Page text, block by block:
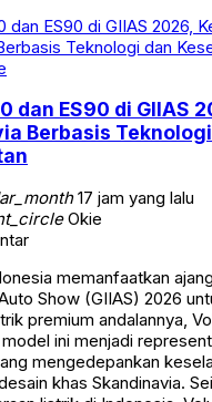
dan ES90 di GIIAS
Berbasis
17 jam yang lalu
Okie
memanfaatkan
Show (GIIAS) 2026
premium andalannya,
model ini menjadi
mengedepankan
khas Skandinavia.